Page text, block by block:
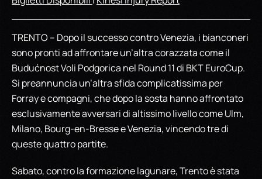
TRENTO – Dopo il successo contro Venezia, i bianconeri
sono pronti ad affrontare un’altra corazzata come il
Budućnost Voli Podgorica nel Round 11 di BKT EuroCup.
Si preannuncia un’altra sfida complicatissima per
Forray e compagni, che dopo la sosta hanno affrontato
esclusivamente avversari di altissimo livello come Ulm,
Milano, Bourg-en-Bresse e Venezia, vincendo tre di
queste quattro partite.
Sabato, contro la formazione lagunare, Trento è stata